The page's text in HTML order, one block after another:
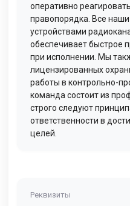
оперативно
правопорядка. Все
устройствами
обеспечивает быстрое
при исполнении. Мы
лицензированных
работы в контрольно-
команда состоит из
строго следуют
ответственности в
целей.
Реквизиты